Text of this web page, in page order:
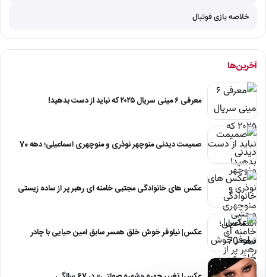
خلاصه بازی فوتبال
آخرین‌ها
معرفی ۶ مینی سریال ۲۰۲۵ که نباید از دست بدهید!
صمیمت دیدنی منوچهر نوذری و منوچهری اسماعیلی؛ دهه 70
عکس های خانوادگی مجتبی خامنه ای رهبر پر از ساده زیستی
عکس| نیلوفر خوش خلق همسر سابق امین حیایی با چادر